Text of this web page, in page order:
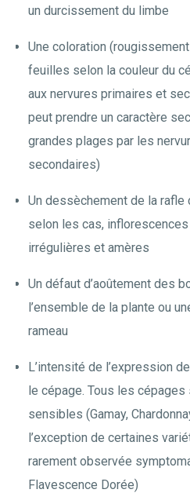
un durcissement du limbe
Une coloration
feuilles selon la couleur du
aux nervures primaires et
peut prendre un caractère
grandes plages par les
secondaires)
Un dessèchement de la rafle
selon les cas,
irrégulières et amères
Un défaut d’aoûtement des
l’ensemble de la plante ou
rameau
L’intensité de l’expression
le cépage. Tous les
sensibles (Gamay,
l’exception de certaines
rarement observée
Flavescence Dorée)